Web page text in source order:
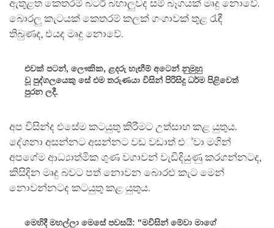
ඇතුළත කෙතරම් බටර් බහාලුවද සම් බෑගයක් මෘදු නොවේ.
බොරලු කැටයක් කෙතරම් කලක් ගංගාවක් තුළ රැඳී
තිබුණද, එයද මෘදු නොවේ.
එවක් පටන්, ලෞකික, ළදරු හැඟීම් අටෙන් නුමුහු
වූ පුද්ගලයෙකු සේ එම තරුණයා විසින් පිරිසිදු ධර්ම පිළිවෙත්
පුරන ලදී.
අප විසින්ද එසේම කටයුතු කිරීමට උත්සාහ කළ යුතුය.
දේශනා අසන්නට අසන්නට වඩ වඩාත් එ්වා මගින්
අපගේම ආධ්‍යාත්මික ගුණ වගාවන් වැඩිදියුණු කරගන්නටද,
කිසිදින මෘදු බවට පත් නොවන බොරළු කැට මෙන්
නොවන්නටද කටයුතු කළ යුතුය.
මෙහිදී මහල්ලා මෙසේ පවසයි: "මවිසින් මේවා මාගේ